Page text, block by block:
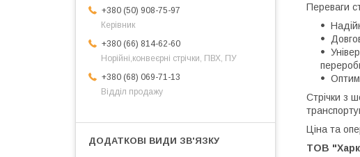
Переваги
Стрічки з
Ціна та
ТОВ
+380 (50) 908-75-97
Керівник
+380 (66) 814-62-60
Норійні,конвеєрні стрічки, ПВХ, ПУ
+380 (68) 069-71-13
Відділ продажу